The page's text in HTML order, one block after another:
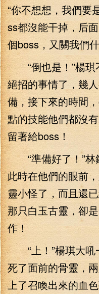
“你不想想，我們要
ss都沒能干掉，后
個boss，又關我們
“倒也是！”楊琪
絕招的事情了，幾
備，接下來的時間
點的技能他們都沒
留著給boss！
“準備好了！”林
此時在他們的眼前
靈小怪了，而且還
那只白玉古靈，卻
作！
“上！”楊琪大吼
死了面前的骨靈，
上了召喚出來的血